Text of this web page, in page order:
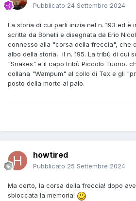
Pubblicato 24 Settembre 2024
La storia di cui parli inizia nel n. 193 ed è
scritta da Bonelli e disegnata da Erio
connesso alla "corsa della freccia", che
albo della storia, il n. 195. La tribù di cui
"Snakes" e il capo tribù Piccolo Tuono,
collana "Wampum" al collo di Tex e gli
posto della morte al palo.
howtired
Pubblicato 25 Settembre 2024
Ma certo, la corsa della freccia! dopo
sbloccata la memoria!